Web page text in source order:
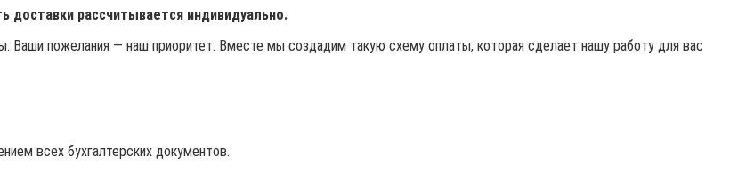
доставки рассчитывается индивидуально.
пожелания — наш приоритет. Вместе мы создадим такую схему оплаты, которая сделает нашу работу для вас
всех бухгалтерских документов.